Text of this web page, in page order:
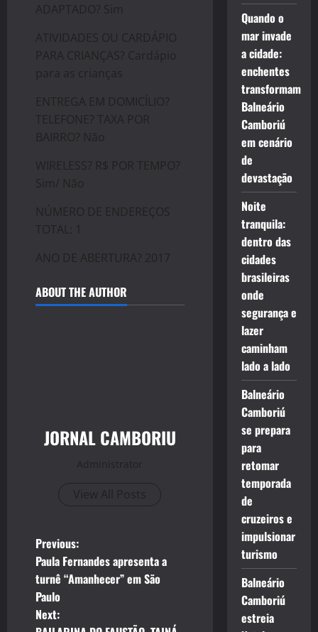
ADAPTADO? Sim
ATIVIDADES OU CARDÁPIO
PARA CRIANÇAS? Cardápio
para as crianças
ENTREGA EM DOMICÍLIO?
TELEFONE? TAXA POR
BAIRRO? Não
WIRELESS? R$ POR TEMPO?
Sim/ Não
NÚMERO DE ENDEREÇOS
TOTAL: 1
ANO DE ABERTURA? 2017
ABOUT THE AUTHOR
JORNAL CAMBORIU
Administrator
View All Posts
P
o
s
Previous:
Paula Fernandes apresenta a
turnê “Amanhecer” em São
Paulo
Next:
Quando o
mar invade
a cidade:
enchentes
transformam
Balneário
Camboriú
em cenário
de
devastação
Noite
tranquila:
dentro das
cidades
brasileiras
onde
segurança e
lazer
caminham
lado a lado
Balneário
Camboriú
se prepara
para
retomar
temporada
de
cruzeiros e
impulsionar
turismo
Balneário
Camboriú
estreia